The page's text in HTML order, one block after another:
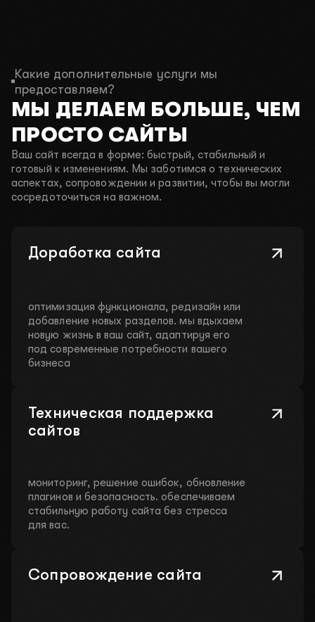
Какие дополнительные услуги мы
предоставляем?
МЫ ДЕЛАЕМ БОЛЬШЕ, ЧЕМ
ПРОСТО САЙТЫ
Ваш сайт всегда в форме: быстрый, стабильный и
готовый к изменениям. Мы заботимся о технических
аспектах, сопровождении и развитии, чтобы вы могли
сосредоточиться на важном.
Доработка сайта
оптимизация функционала, редизайн или
добавление новых разделов. мы вдыхаем
новую жизнь в ваш сайт, адаптируя его
под современные потребности вашего
бизнеса
Техническая поддержка
сайтов
мониторинг, решение ошибок, обновление
плагинов и безопасность. обеспечиваем
стабильную работу сайта без стресса
для вас.
Сопровождение сайта